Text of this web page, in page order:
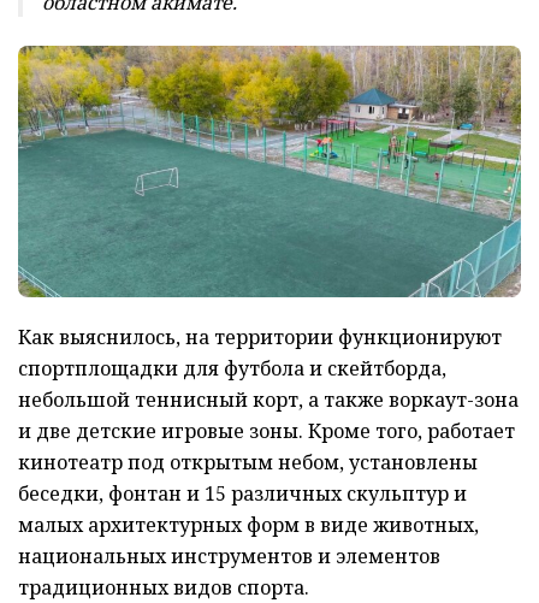
Как выяснилось, на территории функционируют
спортплощадки для футбола и скейтборда,
небольшой теннисный корт, а также воркаут-зона
и две детские игровые зоны. Кроме того, работает
кинотеатр под открытым небом, установлены
беседки, фонтан и 15 различных скульптур и
малых архитектурных форм в виде животных,
национальных инструментов и элементов
традиционных видов спорта.